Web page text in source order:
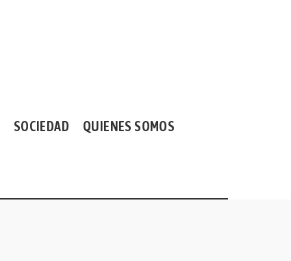
SOCIEDAD QUIENES SOMOS